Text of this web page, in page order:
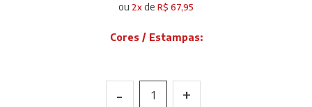
ou 2xde R$ 67,95
Cores / Estampas:
- 1 +